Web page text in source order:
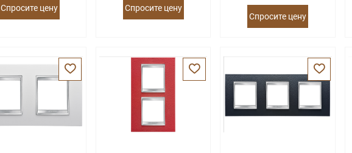
Спросите цену Спросите цену
Спросите цену